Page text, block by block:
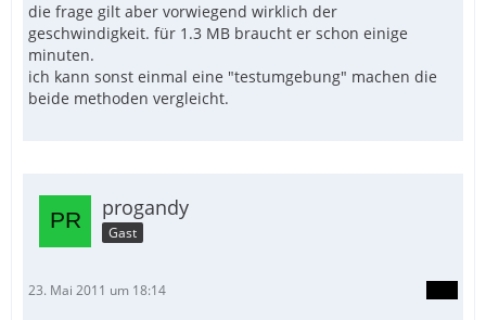
die frage gilt aber vorwiegend wirklich der
geschwindigkeit. für 1.3 MB braucht er schon einige
minuten.
ich kann sonst einmal eine "testumgebung" machen die
beide methoden vergleicht.
progandy
Gast
23. Mai 2011 um 18:14